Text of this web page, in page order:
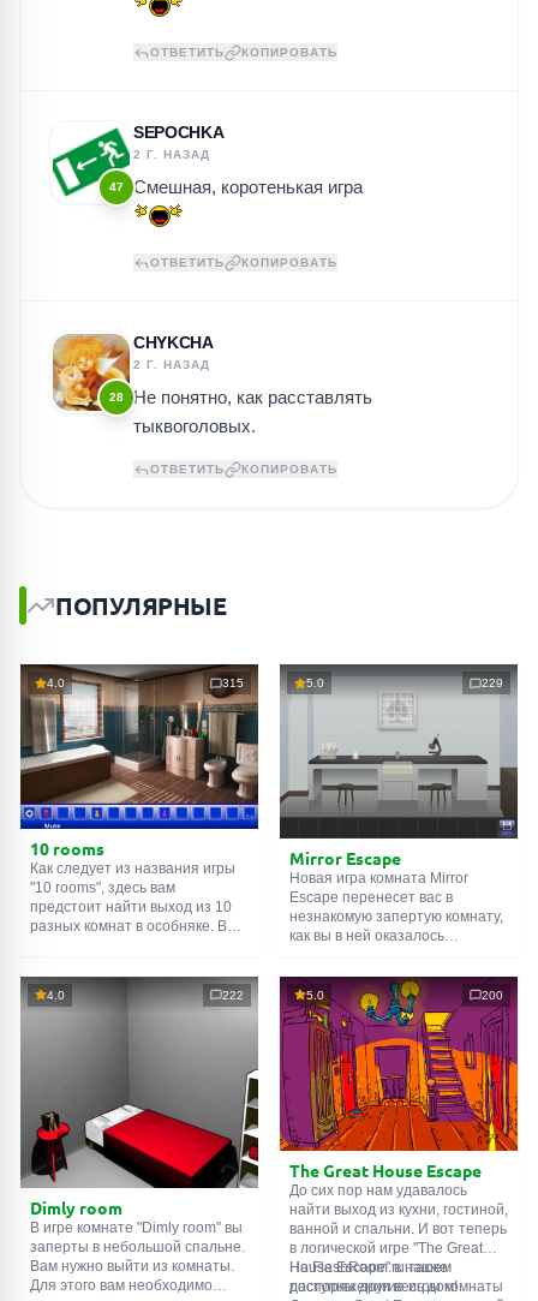
ОТВЕТИТЬ КОПИРОВАТЬ
47
SEPOCHKA
2 Г. НАЗАД
Смешная, коротенькая игра
ОТВЕТИТЬ КОПИРОВАТЬ
28
CHYKCHA
2 Г. НАЗАД
Не понятно, как расставлять
тыквоголовых.
ОТВЕТИТЬ КОПИРОВАТЬ
ПОПУЛЯРНЫЕ
4.0 315
10 rooms
Как следует из названия игры
"10 rooms", здесь вам
предстоит найти выход из 10
разных комнат в особняке. В
их, чтобы выйти. Выход из
одной комнаты является
5.0 229
Mirror Escape
Новая игра комната Mirror
Escape перенесет вас в
незнакомую запертую комнату,
как вы в ней оказалось
смекалки попробуйте решить
все, приготовленные авторами
для вас, головоломки и найти
выход на свободу.
Внимательно осмотрите
помещение, возможно вы
сможете найти какие-нибудь
подсказки. Желаем удачи!
4.0 222
Dimly room
В игре комнате "Dimly room" вы
заперты в небольшой спальне.
Вам нужно выйти из комнаты.
Для этого вам необходимо
5.0 200
The Great House Escape
До сих пор нам удавалось
найти выход из кухни, гостиной,
ванной и спальни. И вот теперь
в логической игре "The Great
House Escape" в нашем
распоряжении весь дом!
На FlashRoom.ru также
доступны другие игры комнаты